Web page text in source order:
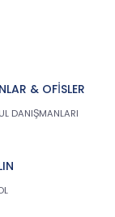
& OFİSLER
DANIŞMANLARI